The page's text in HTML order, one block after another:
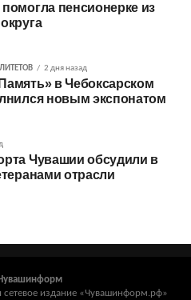
пенсионерке из
2 дня назад
в Чебоксарском
новым экспонатом
Чувашии обсудили в
отрасли
издание «Чувашинформ.рф»